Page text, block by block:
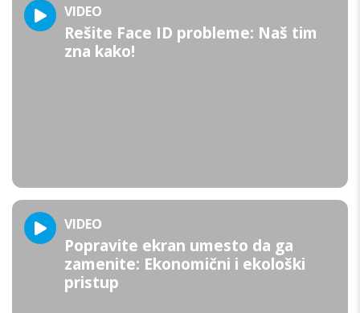
VIDEO
Rešite Face ID probleme: Naš tim
zna kako!
VIDEO
Popravite ekran umesto da ga
zamenite: Ekonomični i ekološki
pristup